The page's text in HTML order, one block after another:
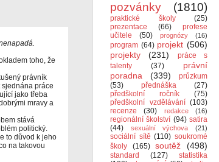
toho, že
právník
práce
jako třeba
mravy a
stává
politický.
to důvod k jeho
na takovou
pozvánky
(1810)
praktické školy
(25)
prezentace
(66)
profese
učitele
(50) prognózy (16)
program (64) projekt (506)
projekty
(231)
práce s
talenty
(37)
právní
poradna
(339)
průzkum
(53)
přednáška
(27)
předškolní ročník
(75)
předškolní vzdělávání (103)
recenze
(30) redakce (16)
regionální školství (94) satira
(44)
sexuální výchova (21)
sociální sítě (110) soukromé
školy
(165) soutěž (498)
standard (127)
statistika